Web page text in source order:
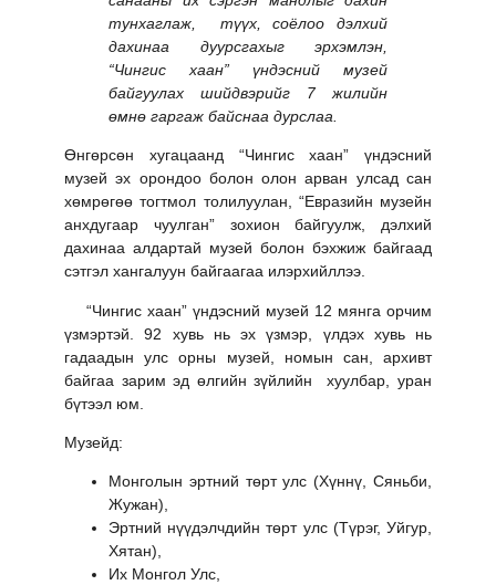
тунхаглаж, түүх, соёлоо дэлхий
дахинаа дуурсгахыг эрхэмлэн,
“Чингис хаан” үндэсний музей
байгуулах шийдвэрийг 7 жилийн
өмнө гаргаж байснаа дурслаа.
Өнгөрсөн хугацаанд “Чингис хаан” үндэсний
музей эх орондоо болон олон арван улсад сан
хөмрөгөө тогтмол толилуулан, “Евразийн музейн
анхдугаар чуулган” зохион байгуулж, дэлхий
дахинаа алдартай музей болон бэхжиж байгаад
сэтгэл хангалуун байгаагаа илэрхийллээ.
“Чингис хаан” үндэсний музей 12 мянга орчим
үзмэртэй. 92 хувь нь эх үзмэр, үлдэх хувь нь
гадаадын улс орны музей, номын сан, архивт
байгаа зарим эд өлгийн зүйлийн хуулбар, уран
бүтээл юм.
Музейд:
Монголын эртний төрт улс (Хүннү, Сяньби,
Жужан),
Эртний нүүдэлчдийн төрт улс (Түрэг, Уйгур,
Хятан),
Их Монгол Улс,